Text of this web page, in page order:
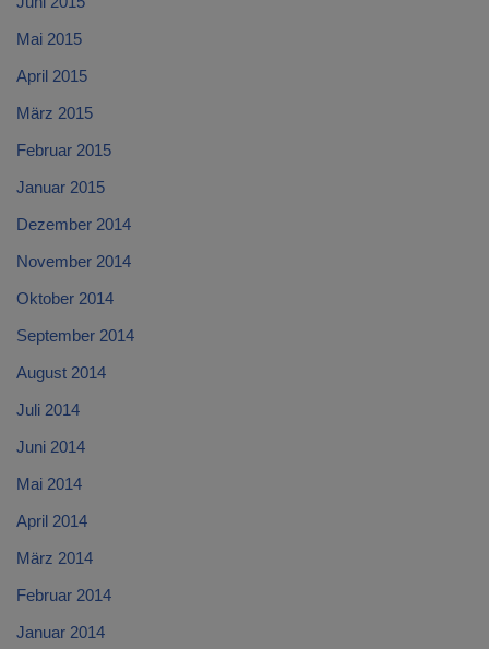
Mai 2015
April 2015
März 2015
Februar 2015
Januar 2015
Dezember 2014
November 2014
Oktober 2014
September 2014
August 2014
Juli 2014
Juni 2014
Mai 2014
April 2014
März 2014
Februar 2014
Januar 2014